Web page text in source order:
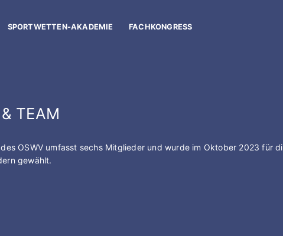
SPORTWETTEN-AKADEMIE FACHKONGRESS
TEAM
OSWV umfasst sechs Mitglieder und wurde im Oktober 2023 für
gewählt.